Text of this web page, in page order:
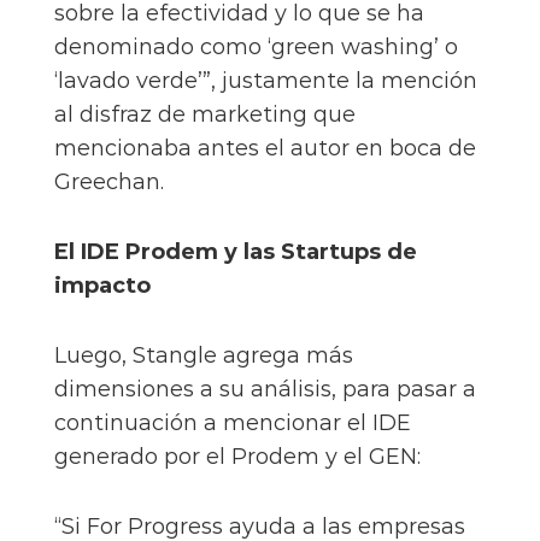
sobre la efectividad y lo que se ha
denominado como ‘green washing’ o
‘lavado verde’”, justamente la mención
al disfraz de marketing que
mencionaba antes el autor en boca de
Greechan.
El IDE Prodem y las Startups de
impacto
Luego, Stangle agrega más
dimensiones a su análisis, para pasar a
continuación a mencionar el IDE
generado por el Prodem y el GEN:
“Si For Progress ayuda a las empresas